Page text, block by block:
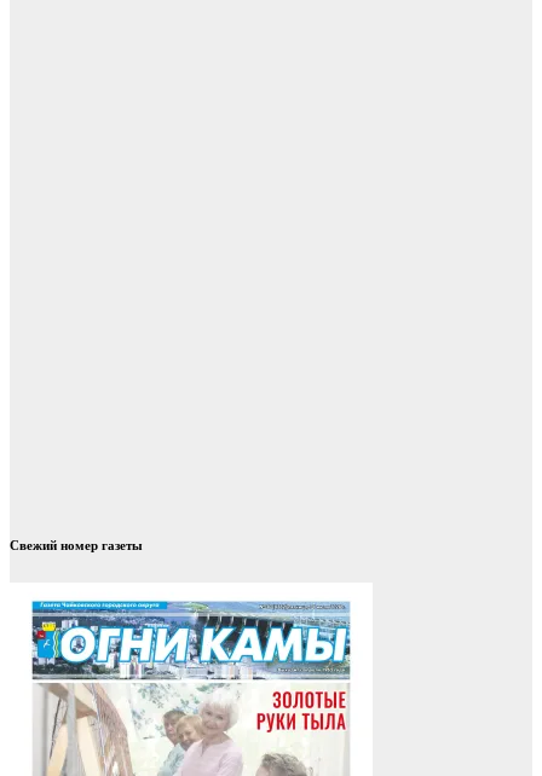
Свежий номер газеты